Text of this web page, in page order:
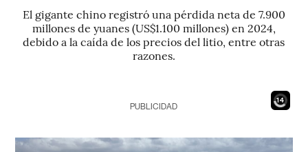
El gigante chino registró una pérdida neta de 7.900
millones de yuanes (US$1.100 millones) en 2024,
debido a la caída de los precios del litio, entre otras
razones.
12
PUBLICIDAD